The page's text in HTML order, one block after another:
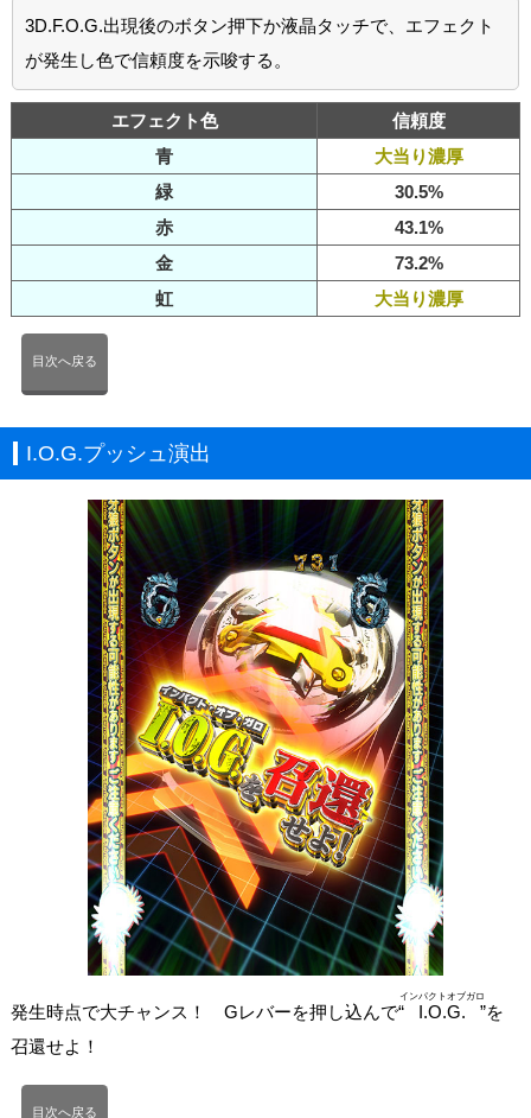
3D.F.O.G.出現後のボタン押下か液晶タッチで、エフェクト
が発生し色で信頼度を示唆する。
エフェクト色
信頼度
青
大当り濃厚
緑
30.5%
赤
43.1%
金
73.2%
虹
大当り濃厚
目次へ戻る
I.O.G.プッシュ演出
発生時点で大チャンス！ Gレバーを押し込んで“ I.O.G.
インパクトオブガロ
”を
召還せよ！
目次へ戻る